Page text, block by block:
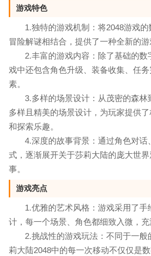
游戏特色
1.独特的游戏机制：将2048游戏
冒险解谜相结合，提供了一种全新的游
2.丰富的游戏内容：除了基础的数
戏中还包含角色升级、装备收集、任
素。
3.多样的场景设计：从茂密的森林
多样且精美的场景设计，为玩家提供
和探索乐趣。
4.深度的故事背景：通过角色对话
式，逐渐展开关于莎莉大陆的庞大世
事。
游戏亮点
1.优雅的艺术风格：游戏采用了手
计，每一个场景、角色都细致入微，充
2.挑战性的游戏玩法：不同于一般
莉大陆2048中的每一次移动不仅仅是